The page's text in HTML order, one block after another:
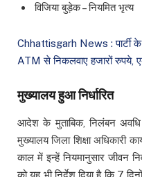
विजिया बुड़ेक – नियमित भृत्य
Chhattisgarh News : पार्टी
ATM से निकलवाए हजारों रुपये,
मुख्यालय हुआ निर्धारित
आदेश के मुताबिक, निलंबन अवधि
मुख्यालय जिला शिक्षा अधिकारी
काल में इन्हें नियमानुसार जीवन
को यह भी निर्देश दिया है कि 7